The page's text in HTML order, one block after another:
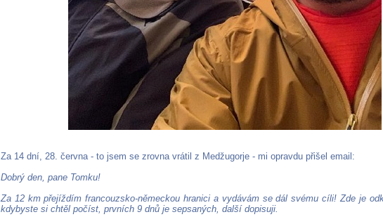
Za 14 dní, 28. června - to jsem se zrovna vrátil z Medžugorje - mi opravdu přišel email:
Dobrý den, pane Tomku!
Za 12 km přejíždím francouzsko-německou hranici a vydávám se dál svému cíli! Zde je
kdybyste si chtěl počíst, prvních 9 dnů je sepsaných, další dopisuji.